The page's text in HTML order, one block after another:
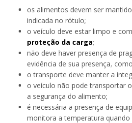
os alimentos devem ser
indicada no rótulo;
o veículo deve estar limpo e com
proteção da carga;
não deve haver presença de
evidência de sua presença,
o transporte deve manter a
o veículo não pode transportar
a segurança do alimento;
é necessária a presença de
monitora a temperatura